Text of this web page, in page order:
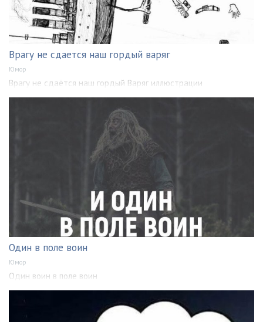
Врагу не сдается наш гордый варяг
Юмор
Врагу не сдаётся наш гордый Варяг иллюстрации
Один в поле воин
Юмор
Один воин в поле воин